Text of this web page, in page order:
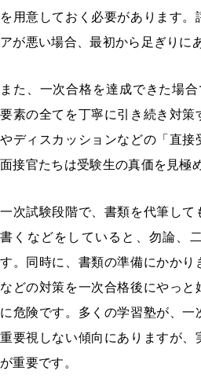
を用意しておく必要があります。
アが悪い場合、最初から足ぎりに
また、一次合格を達成できた場
要素の全てを丁寧に引き続き対
やディスカッションなどの「直
面接官たちは受験生の真価を見極
一次試験段階で、書類を代筆して
書くなどをしていると、勿論、
す。同時に、書類の準備にかかり
などの対策を一次合格後にやっ
に危険です。多くの学習塾が、
重要視しない傾向にありますが
が重要です。